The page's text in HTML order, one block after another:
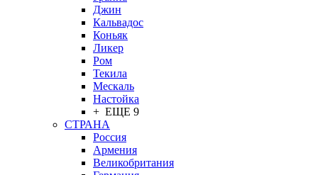
Джин
Кальвадос
Коньяк
Ликер
Ром
Текила
Мескаль
Настойка
+ ЕЩЕ 9
СТРАНА
Россия
Армения
Великобритания